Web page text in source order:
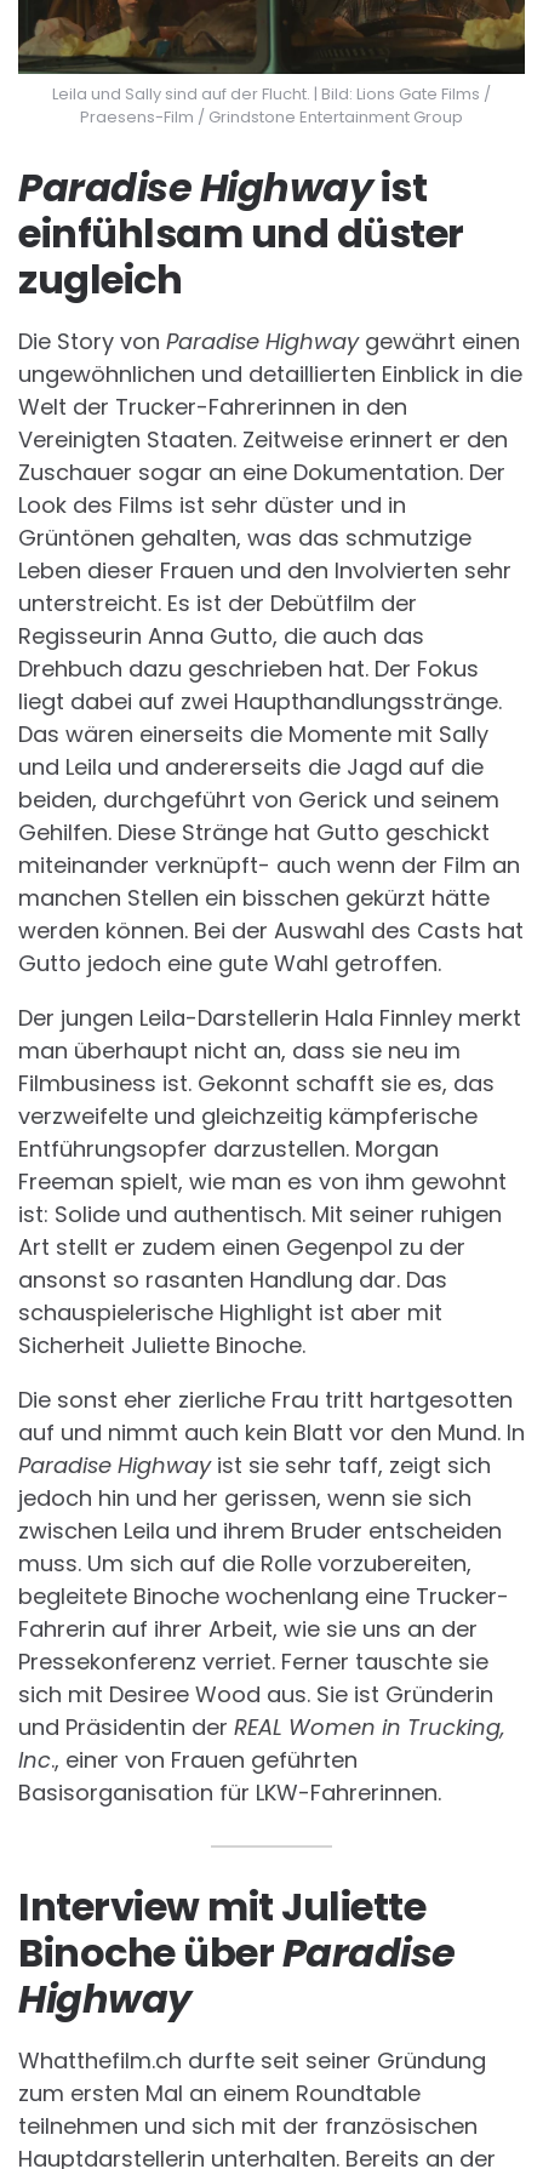
Leila und Sally sind auf der Flucht. | Bild: Lions Gate Films /
Praesens-Film / Grindstone Entertainment Group
Paradise Highwayist
einfühlsam und düster
zugleich
Die Story von Paradise Highwaygewährt einen
ungewöhnlichen und detaillierten Einblick in die
Welt der Trucker-Fahrerinnen in den
Vereinigten Staaten. Zeitweise erinnert er den
Zuschauer sogar an eine Dokumentation. Der
Look des Films ist sehr düster und in
Grüntönen gehalten, was das schmutzige
Leben dieser Frauen und den Involvierten sehr
unterstreicht. Es ist der Debütfilm der
Regisseurin Anna Gutto, die auch das
Drehbuch dazu geschrieben hat. Der Fokus
liegt dabei auf zwei Haupthandlungsstränge.
Das wären einerseits die Momente mit Sally
und Leila und andererseits die Jagd auf die
beiden, durchgeführt von Gerick und seinem
Gehilfen. Diese Stränge hat Gutto geschickt
miteinander verknüpft- auch wenn der Film an
manchen Stellen ein bisschen gekürzt hätte
werden können. Bei der Auswahl des Casts hat
Gutto jedoch eine gute Wahl getroffen.
Der jungen Leila-Darstellerin Hala Finnley merkt
man überhaupt nicht an, dass sie neu im
Filmbusiness ist. Gekonnt schafft sie es, das
verzweifelte und gleichzeitig kämpferische
Entführungsopfer darzustellen. Morgan
Freeman spielt, wie man es von ihm gewohnt
ist: Solide und authentisch. Mit seiner ruhigen
Art stellt er zudem einen Gegenpol zu der
ansonst so rasanten Handlung dar. Das
schauspielerische Highlight ist aber mit
Sicherheit Juliette Binoche.
Die sonst eher zierliche Frau tritt hartgesotten
auf und nimmt auch kein Blatt vor den Mund. In
Paradise Highway ist sie sehr taff, zeigt sich
jedoch hin und her gerissen, wenn sie sich
zwischen Leila und ihrem Bruder entscheiden
muss. Um sich auf die Rolle vorzubereiten,
begleitete Binoche wochenlang eine Trucker-
Fahrerin auf ihrer Arbeit, wie sie uns an der
Pressekonferenz verriet. Ferner tauschte sie
sich mit Desiree Wood aus. Sie ist Gründerin
und Präsidentin der REAL Women in Trucking,
Inc., einer von Frauen geführten
Basisorganisation für LKW-Fahrerinnen.
Interview mit Juliette
Binoche überParadise
Highway
Whatthefilm.ch durfte seit seiner Gründung
zum ersten Mal an einem Roundtable
teilnehmen und sich mit der französischen
Hauptdarstellerin unterhalten. Bereits an der